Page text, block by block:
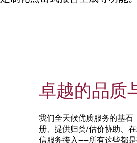
卓越的品质
我们全天候优质服务的基石
册、提供归类/估价协助、
信服务接入——所有这些都